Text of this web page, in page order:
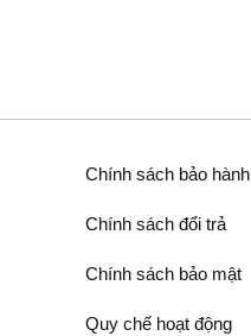
Chính sách bảo hành
Chính sách đổi trả
Chính sách bảo mật
Quy chế hoạt động